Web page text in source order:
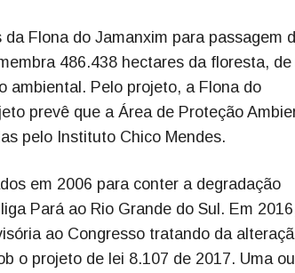
Flona do Jamanxim para passagem
486.438 hectares da floresta, de
ambiental. Pelo projeto, a Flona do
prevê que a Área de Proteção
pelo Instituto Chico Mendes.
em 2006 para conter a degradação
Pará ao Rio Grande do Sul. Em
ao Congresso tratando da
o projeto de lei 8.107 de 2017. Uma